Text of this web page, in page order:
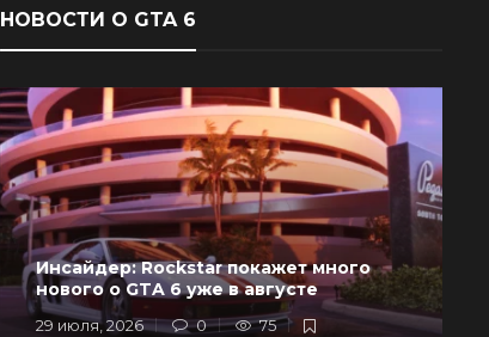
НОВОСТИ О GTA 6
Инсайдер: Rockstar покажет много
нового о GTA 6 уже в августе
29 июля, 2026 0 75